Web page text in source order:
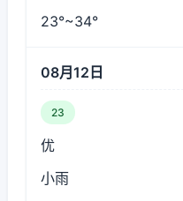
23°~34°
08月12日
23
优
小雨